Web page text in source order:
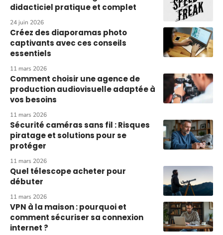
didacticiel pratique et complet
24 juin 2026
Créez des diaporamas photo
captivants avec ces conseils
essentiels
11 mars 2026
Comment choisir une agence de
production audiovisuelle adaptée à
vos besoins
11 mars 2026
Sécurité caméras sans fil : Risques
piratage et solutions pour se
protéger
11 mars 2026
Quel télescope acheter pour
débuter
11 mars 2026
VPN à la maison : pourquoi et
comment sécuriser sa connexion
internet ?